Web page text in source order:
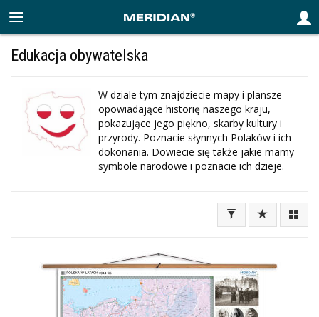
Edukacja obywatelska
W dziale tym znajdziecie mapy i plansze
opowiadające historię naszego kraju,
pokazujące jego piękno, skarby kultury i
przyrody. Poznacie słynnych Polaków i ich
dokonania. Dowiecie się także jakie mamy
symbole narodowe i poznacie ich dzieje.